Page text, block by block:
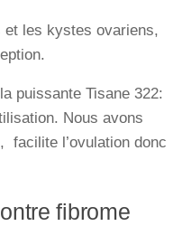
et les kystes ovariens,
puissante Tisane 322:
Nous avons
facilite l’ovulation donc
fibrome